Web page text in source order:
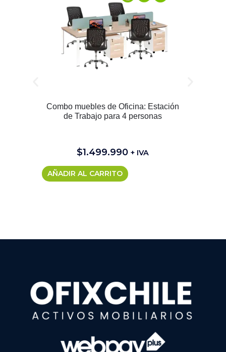
Combo muebles de Oficina: Estación
de Trabajo para 4 personas
$1.499.990 + IVA
AÑADIR AL CARRITO